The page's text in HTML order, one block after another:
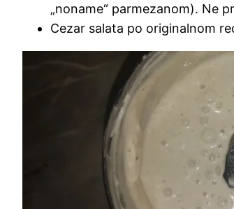
„noname“ parmezanom). Ne
Cezar salata po originalnom